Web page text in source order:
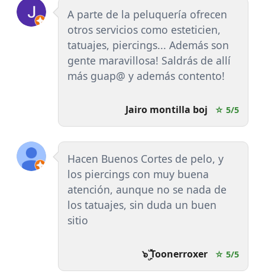
A parte de la peluquería ofrecen
otros servicios como esteticien,
tatuajes, piercings... Además son
gente maravillosa! Saldrás de allí
más guap@ y además contento!
Jairo montilla boj ☆ 5/5
Hacen Buenos Cortes de pelo, y
los piercings con muy buena
atención, aunque no se nada de
los tatuajes, sin duda un buen
sitio
๖ۣۜ Toonerroxer ☆ 5/5